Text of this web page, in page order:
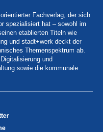
Fachverlag, der sich
spezialisiert hat – sowohl im
etablierten Titeln wie
und stadt+werk deckt der
Themenspektrum ab.
und
sowie die kommunale